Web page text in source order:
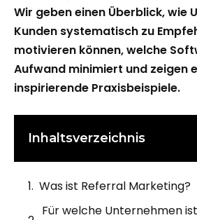
Wir geben einen Überblick, wie
Kunden systematisch zu
motivieren können, welche
Aufwand minimiert und zeigen
inspirierende Praxisbeispiele.
Inhaltsverzeichnis
Was ist Referral Marketing?
Für welche Unternehmen